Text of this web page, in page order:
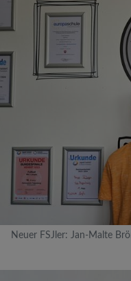
Neuer FSJler: Jan-Malte